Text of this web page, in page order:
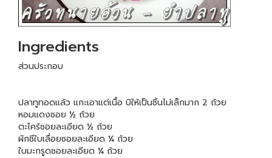
Ingredients
ส่วนประกอบ
ปลาทูทอดแล้ว แกะเอาแต่เนื้อ บิให้เป็นชิ้นไม่เล็กมาก 2 ถ้วย
หอมแดงซอย ½ ถ้วย
ตะไคร้ซอยละเอียด ½ ถ้วย
ผักชีใบเลื่อยซอยละเอียด ¼ ถ้วย
ใบมะกรูดซอยละเอียด ¼ ถ้วย